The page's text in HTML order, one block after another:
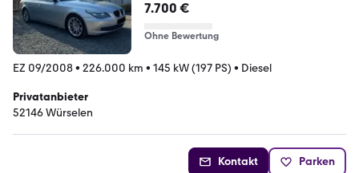
7.700 €
Ohne Bewertung
EZ 09/2008• 226.000 km • 145 kW (197 PS) • Diesel
Privatanbieter
52146 Würselen
Kontakt Parken